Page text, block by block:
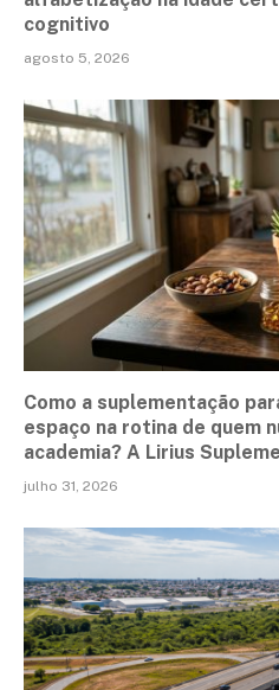
cognitivo
agosto 5, 2026
Como a suplementação
espaço na rotina de quem
academia? A Lirius
julho 31, 2026